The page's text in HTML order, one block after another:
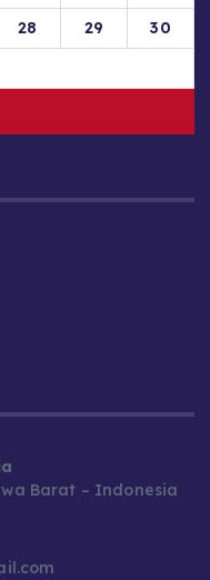
28 29
30
Barat – Indonesia